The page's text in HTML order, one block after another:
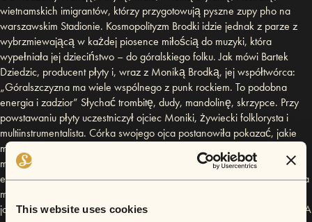
This website uses cookies
wietnamskich imigrantów, którzy przygotowują pyszne zupy pho na
warszawskim Stadionie. Kosmopolityzm Brodki idzie jednak z parze z
wybrzmiewającą w każdej piosence miłością do muzyki, która
wypełniała jej dzieciństwo – do góralskiego folku. Jak mówi Bartek
Dziedzic, producent płyty i, wraz z Moniką Brodką, jej współtwórca:
„Góralszczyzna ma wiele wspólnego z punk rockiem. To podobna
energia i zadzior” Słychać trombitę, dudy, mandolinę, skrzypce. Przy
powstawaniu płyty uczestniczył ojciec Moniki, żywiecki folklorysta i
multiinstrumentalista. Córka swojego ojca postanowiła pokazać, jakie
ma korzenie. Ani myślała jednak zrezygnować ze swoich nowych,
miejskich muzycznych przyzwyczajeń, m.in słabości do Justice,
elektroniki i prawdziwego rock&rolla. Dzięki temu powstała piorunująca
mieszanka góralskich guseł z klubową energią. Obrządek taneczny,
jakiego na polskich parkietach jeszcze nie było. Jak śpiewa Monika: „A